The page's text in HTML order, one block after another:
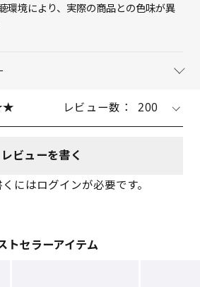
環境により、実際の商品との色味が異
レビュー数： 200
レビューを書く
にはログインが必要です。
トセラーアイテム